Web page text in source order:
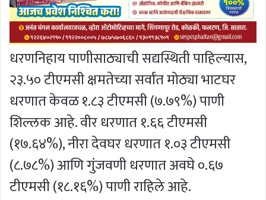
धरणनिहाय पाणीसाठ्याची सद्यस्थिती पाहिल्यास,
२३.५० टीएमसी क्षमतेच्या सर्वांत मोठ्या भाटघर
धरणात केवळ १.८३ टीएमसी (७.७९%) पाणी
शिल्लक आहे. वीर धरणात १.६६ टीएमसी
(१७.६४%), नीरा देवघर धरणात १.०३ टीएमसी
(८.७८%) आणि गुंजवणी धरणात अवघे ०.६७
टीएमसी (१८.१६%) पाणी राहिले आहे.